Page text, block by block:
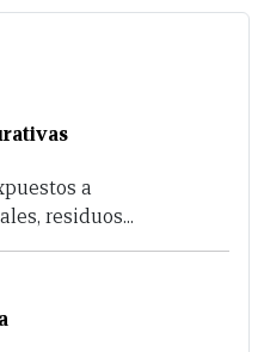
a
residuos...